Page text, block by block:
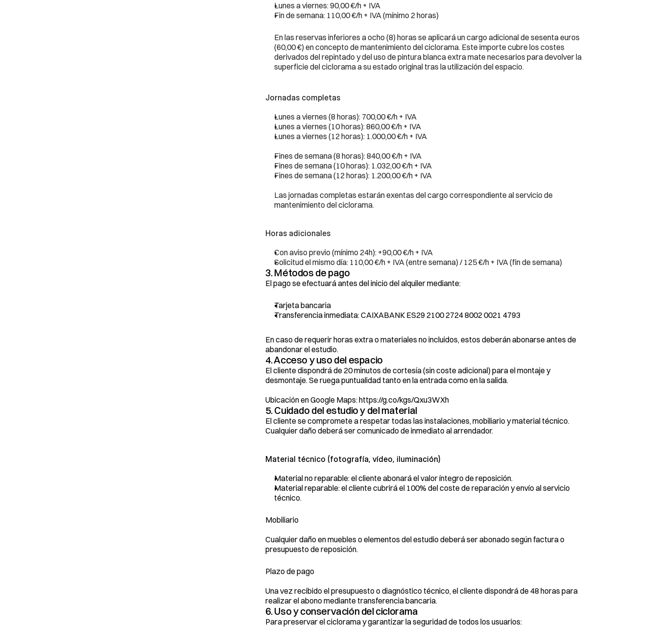
Lunes a viernes: 90,00 €/h + IVA
Fin de semana: 110,00 €/h + IVA (mínimo 2 horas)
En las reservas inferiores a ocho (8) horas se aplicará un cargo adicional de sesenta euros
(60,00 €) en concepto de mantenimiento del ciclorama. Este importe cubre los costes
derivados del repintado y del uso de pintura blanca extra mate necesarios para devolver la
superficie del ciclorama a su estado original tras la utilización del espacio.
Jornadas completas
Lunes a viernes (8 horas): 700,00 €/h + IVA
Lunes a viernes (10 horas): 860,00 €/h + IVA
Lunes a viernes (12 horas): 1.000,00 €/h + IVA
Fines de semana (8 horas): 840,00 €/h + IVA
Fines de semana (10 horas): 1.032,00 €/h + IVA
Fines de semana (12 horas): 1.200,00 €/h + IVA
Las jornadas completas estarán exentas del cargo correspondiente al servicio de
mantenimiento del ciclorama.
Horas adicionales
Con aviso previo (mínimo 24h): +90,00 €/h + IVA
Solicitud el mismo día: 110,00 €/h + IVA (entre semana) / 125 €/h + IVA (fin de semana)
3. Métodos de pago
El pago se efectuará antes del inicio del alquiler mediante:
Tarjeta bancaria
Transferencia inmediata: CAIXABANK ES29 2100 2724 8002 0021 4793
En caso de requerir horas extra o materiales no incluidos, estos deberán abonarse antes de
abandonar el estudio.
4. Acceso y uso del espacio
El cliente dispondrá de 20 minutos de cortesía (sin coste adicional) para el montaje y
desmontaje. Se ruega puntualidad tanto en la entrada como en la salida.
Ubicación en Google Maps: https://g.co/kgs/Qxu3WXh
5. Cuidado del estudio y del material
El cliente se compromete a respetar todas las instalaciones, mobiliario y material técnico.
Cualquier daño deberá ser comunicado de inmediato al arrendador.
Material técnico (fotografía, vídeo, iluminación)
Material no reparable: el cliente abonará el valor íntegro de reposición.
Material reparable: el cliente cubrirá el 100% del coste de reparación y envío al servicio
técnico.
Mobiliario
Cualquier daño en muebles o elementos del estudio deberá ser abonado según factura o
presupuesto de reposición.
Plazo de pago
Una vez recibido el presupuesto o diagnóstico técnico, el cliente dispondrá de 48 horas para
realizar el abono mediante transferencia bancaria.
6. Uso y conservación del ciclorama
Para preservar el ciclorama y garantizar la seguridad de todos los usuarios: